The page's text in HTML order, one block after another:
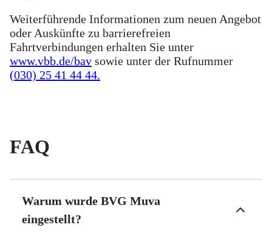
Weiterführende Informationen zum neuen Angebot
oder Auskünfte zu barrierefreien
Fahrtverbindungen erhalten Sie unter
www.vbb.de/bav sowie unter der Rufnummer
(030) 25 41 44 44.
FAQ
Warum wurde BVG Muva
eingestellt?